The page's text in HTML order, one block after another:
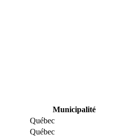
Municipalité
Québec
Québec